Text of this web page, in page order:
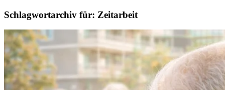
Schlagwortarchiv für: Zeitarbeit